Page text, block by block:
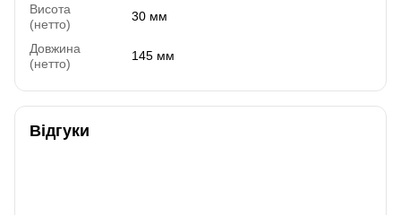
Висота
(нетто)
30 мм
Довжина
(нетто)
145 мм
Відгуки